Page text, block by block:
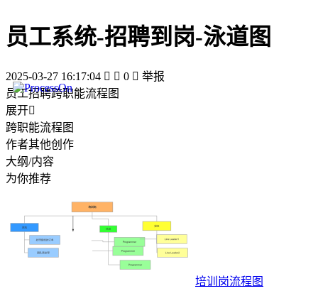
员工系统-招聘到岗-泳道图
2025-03-27 16:17:04   0  举报
员工招聘跨职能流程图
展开
跨职能流程图
作者其他创作
大纲/内容
为你推荐
培训岗流程图